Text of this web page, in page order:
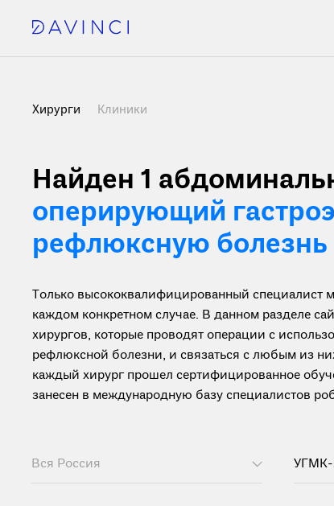
Хирурги Клиники
Найден 1
оперирующий
рефлюксную
Только высококвалифицированный специалист
каждом конкретном случае. В данном разделе
хирургов, которые проводят операции с
рефлюксной болезни, и связаться с любым из
каждый хирург прошел сертифицированное
занесен в международную базу специалистов
Вся Россия УГМК-